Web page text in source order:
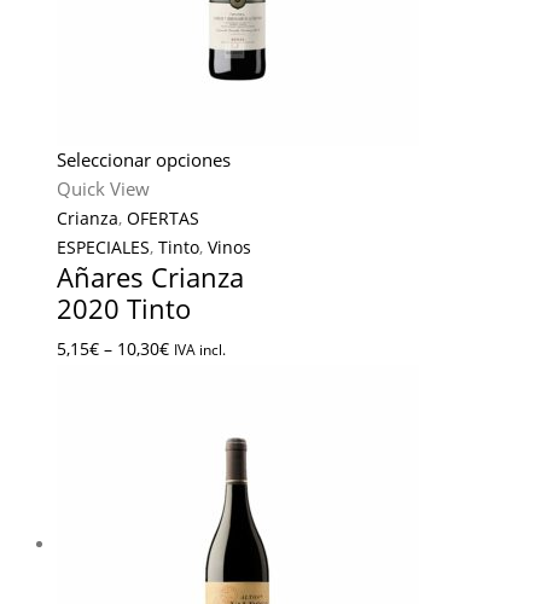
Seleccionar opciones
Quick View
Crianza, OFERTAS
ESPECIALES, Tinto, Vinos
Añares Crianza
2020 Tinto
5,15€– 10,30€ IVA incl.